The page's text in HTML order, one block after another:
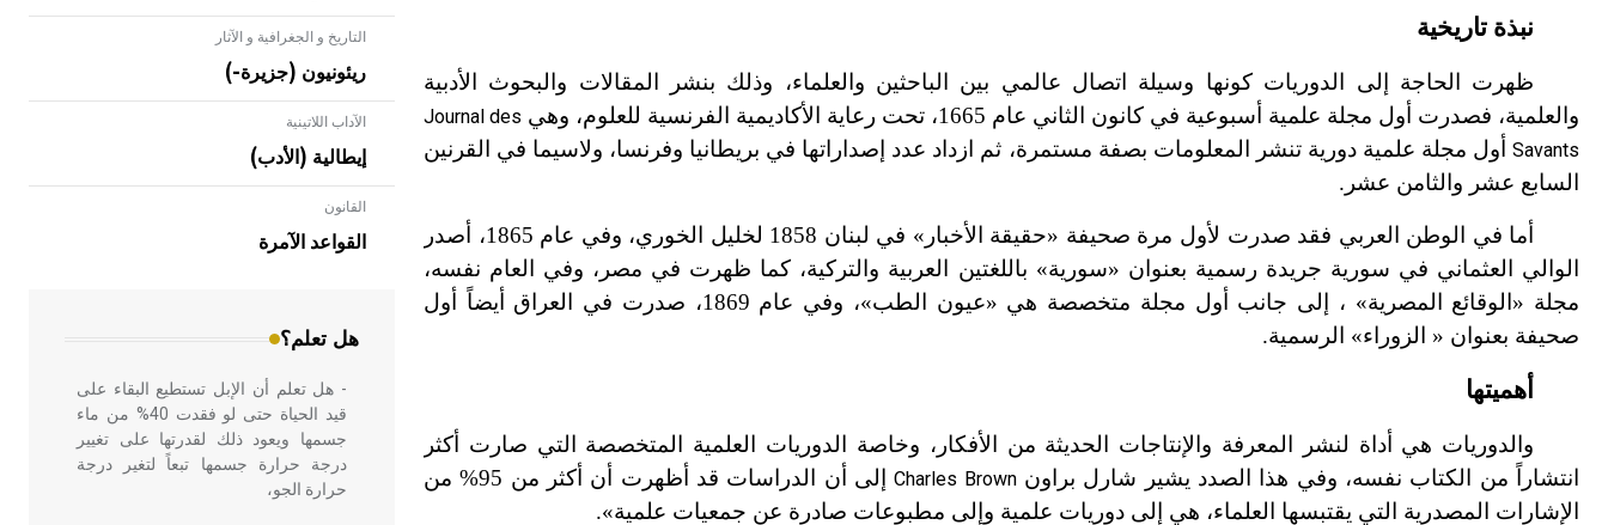
نبذة تاريخية
ظهرت الحاجة إلى الدوريات كونها وسيلة اتصال عالمي بين الباحثين والعلماء، وذلك بنشر المقالات والبحوث الأدبية
والعلمية، فصدرت أول مجلة علمية أسبوعية في كانون الثاني عام 1665، تحت رعاية الأكاديمية الفرنسية للعلوم، وهي
Journal des
Savants أول مجلة علمية دورية تنشر المعلومات بصفة مستمرة، ثم ازداد عدد إصداراتها في بريطانيا وفرنسا، ولاسيما في القرنين
السابع عشر والثامن عشر.
أما في الوطن العربي فقد صدرت لأول مرة صحيفة «حقيقة الأخبار» في لبنان 1858 لخليل الخوري، وفي عام 1865، أصدر
الوالي العثماني في سورية جريدة رسمية بعنوان «سورية» باللغتين العربية والتركية، كما ظهرت في مصر، وفي العام نفسه،
مجلة «الوقائع المصرية» ، إلى جانب أول مجلة متخصصة هي «عيون الطب»، وفي عام 1869، صدرت في العراق أيضاً أول
صحيفة بعنوان « الزوراء» الرسمية.
أهميتها
والدوريات هي أداة لنشر المعرفة والإنتاجات الحديثة من الأفكار، وخاصة الدوريات العلمية المتخصصة التي صارت أكثر
انتشاراً من الكتاب نفسه، وفي هذا الصدد يشير شارل براونCharles Brownإلى أن الدراسات قد أظهرت أن أكثر من 95% من
الإشارات المصدرية التي يقتبسها العلماء، هي إلى دوريات علمية وإلى مطبوعات صادرة عن جمعيات علمية».
التاريخ و الجغرافية و الآثار
ريئونيون (جزيرة-)
الآداب اللاتينية
إيطالية (الأدب)
القانون
القواعد الآمرة
هل تعلم؟
- هل تعلم أن الأبلق نوع من الفنون
الهندسية التي ارتبطت بالعمارة الإسلامية
في بلاد الشام ومصر خاصة، حيث يحرص
- هل تعلم أن الإبل تستطيع البقاء على
قيد الحياة حتى لو فقدت 40% من ماء
جسمها ويعود ذلك لقدرتها على تغيير
درجة حرارة جسمها تبعاً لتغير درجة
حرارة الجو،